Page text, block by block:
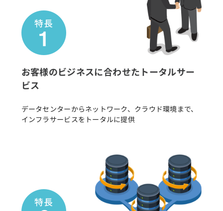
お客様のビジネスに合わせたトータルサー
ビス
データセンターからネットワーク、クラウド環境まで、
インフラサービスをトータルに提供